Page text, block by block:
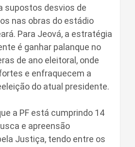
supostos desvios de
nas obras do estádio
Para Jeová, a estratégia
é ganhar palanque no
de ano eleitoral, onde
e enfraquecem a
do atual presidente.
a PF está cumprindo 14
e apreensão
Justiça, tendo entre os